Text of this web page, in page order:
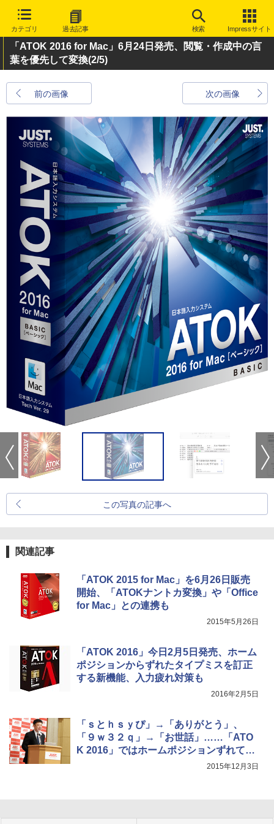
カテゴリ 過去記事 検索 Impressサイト
「ATOK 2016 for Mac」6月24日発売、閲覧・作成中の言
葉を優先して変換(2/5)
前の画像 次の画像
この写真の記事へ
関連記事
「ATOK 2015 for Mac」を6月26日販売
開始、「ATOKナントカ変換」や「Office
for Mac」との連携も
2015年5月26日
「ATOK 2016」今日2月5日発売、ホーム
ポジションからずれたタイプミスを訂正
する新機能、入力疲れ対策も
2016年2月5日
「ｓとｈｓｙぴ」→「ありがとう」、
「９ｗ３２ｑ」→「お世話」……「ATO
K 2016」ではホームポジションずれて打
っても変換可能、“入力疲れ”対策も2015年12月3日